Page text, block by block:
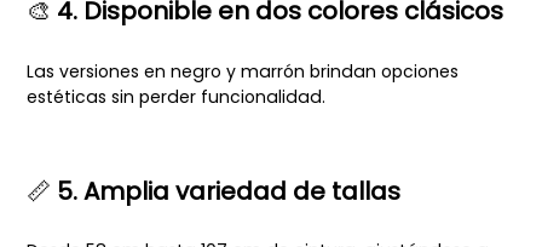
🎨 4. Disponible en dos colores clásicos
Las versiones en negro y marrón brindan opciones
estéticas sin perder funcionalidad.
📏 5. Amplia variedad de tallas